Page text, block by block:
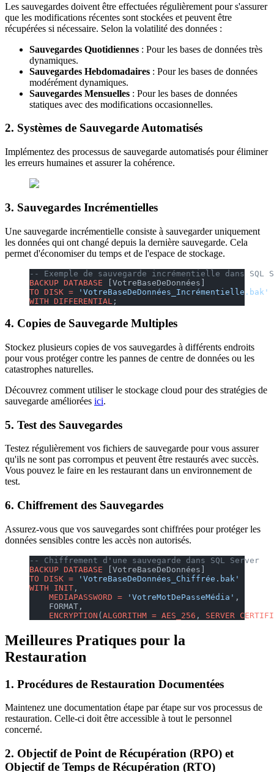
Les sauvegardes doivent être effectuées régulièrement pour s'assurer
que les modifications récentes sont stockées et peuvent être
récupérées si nécessaire. Selon la volatilité des données :
Sauvegardes Quotidiennes : Pour les bases de données très
dynamiques.
Sauvegardes Hebdomadaires : Pour les bases de données
modérément dynamiques.
Sauvegardes Mensuelles : Pour les bases de données
statiques avec des modifications occasionnelles.
2. Systèmes de Sauvegarde Automatisés
Implémentez des processus de sauvegarde automatisés pour éliminer
les erreurs humaines et assurer la cohérence.
3. Sauvegardes Incrémentielles
Une sauvegarde incrémentielle consiste à sauvegarder uniquement
les données qui ont changé depuis la dernière sauvegarde. Cela
permet d'économiser du temps et de l'espace de stockage.
-- Exemple de sauvegarde incrémentielle dans SQL
BACKUP DATABASE [VotreBaseDeDonnées]
TO DISK = 'VotreBaseDeDonnées_Incrémentielle.bak'
WITH DIFFERENTIAL ;
4. Copies de Sauvegarde Multiples
Stockez plusieurs copies de vos sauvegardes à différents endroits
pour vous protéger contre les pannes de centre de données ou les
catastrophes naturelles.
Découvrez comment utiliser le stockage cloud pour des stratégies de
sauvegarde améliorées ici.
5. Test des Sauvegardes
Testez régulièrement vos fichiers de sauvegarde pour vous assurer
qu'ils ne sont pas corrompus et peuvent être restaurés avec succès.
Vous pouvez le faire en les restaurant dans un environnement de
test.
6. Chiffrement des Sauvegardes
Assurez-vous que vos sauvegardes sont chiffrées pour protéger les
données sensibles contre les accès non autorisés.
-- Chiffrement d'une sauvegarde dans SQL Server
BACKUP DATABASE [VotreBaseDeDonnées]
TO DISK = 'VotreBaseDeDonnées_Chiffrée.bak'
WITH INIT ,
    MEDIAPASSWORD
= 'VotreMotDePasseMédia' ,
    FORMAT,
    ENCRYPTION
( ALGORITHM = AES_256 , SERVER
Meilleures Pratiques pour la
Restauration
1. Procédures de Restauration Documentées
Maintenez une documentation étape par étape sur vos processus de
restauration. Celle-ci doit être accessible à tout le personnel
concerné.
2. Objectif de Point de Récupération (RPO) et
Objectif de Temps de Récupération (RTO)